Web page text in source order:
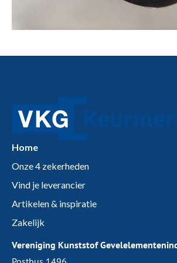
Home
Onze 4 zekerheden
Vind je leverancier
Artikelen & inspiratie
Zakelijk
Vereniging Kunststof